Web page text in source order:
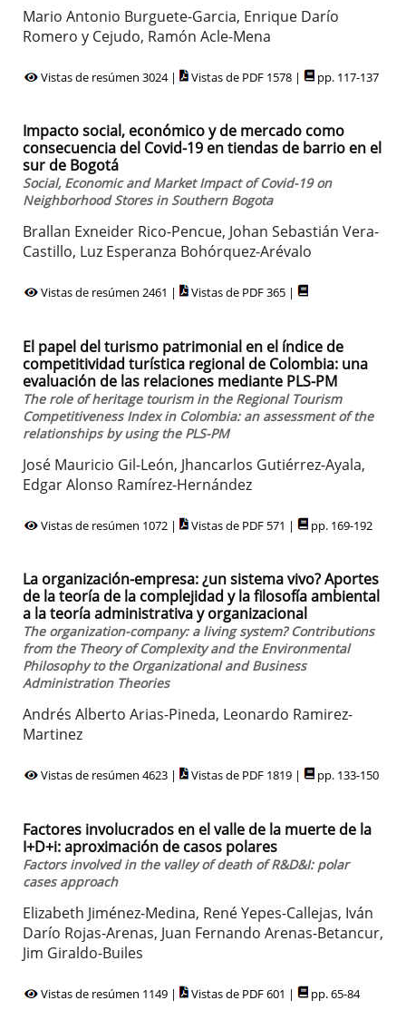
Mario Antonio Burguete-Garcia, Enrique Darío
Romero y Cejudo, Ramón Acle-Mena
Vistas de resúmen 3024 | Vistas de PDF 1578 | pp. 117-137
Impacto social, económico y de mercado como
consecuencia del Covid-19 en tiendas de barrio en el
sur de Bogotá
Social, Economic and Market Impact of Covid-19 on
Neighborhood Stores in Southern Bogota
Brallan Exneider Rico-Pencue, Johan Sebastián Vera-
Castillo, Luz Esperanza Bohórquez-Arévalo
Vistas de resúmen 2461 | Vistas de PDF 365 |
El papel del turismo patrimonial en el índice de
competitividad turística regional de Colombia: una
evaluación de las relaciones mediante PLS-PM
The role of heritage tourism in the Regional Tourism
Competitiveness Index in Colombia: an assessment of the
relationships by using the PLS-PM
José Mauricio Gil-León, Jhancarlos Gutiérrez-Ayala,
Edgar Alonso Ramírez-Hernández
Vistas de resúmen 1072 | Vistas de PDF 571 | pp. 169-192
La organización-empresa: ¿un sistema vivo? Aportes
de la teoría de la complejidad y la filosofía ambiental
a la teoría administrativa y organizacional
The organization-company: a living system? Contributions
from the Theory of Complexity and the Environmental
Philosophy to the Organizational and Business
Administration Theories
Andrés Alberto Arias-Pineda, Leonardo Ramirez-
Martinez
Vistas de resúmen 4623 | Vistas de PDF 1819 | pp. 133-150
Factores involucrados en el valle de la muerte de la
I+D+i: aproximación de casos polares
Factors involved in the valley of death of R&D&I: polar
cases approach
Elizabeth Jiménez-Medina, René Yepes-Callejas, Iván
Darío Rojas-Arenas, Juan Fernando Arenas-Betancur,
Jim Giraldo-Builes
Vistas de resúmen 1149 | Vistas de PDF 601 | pp. 65-84